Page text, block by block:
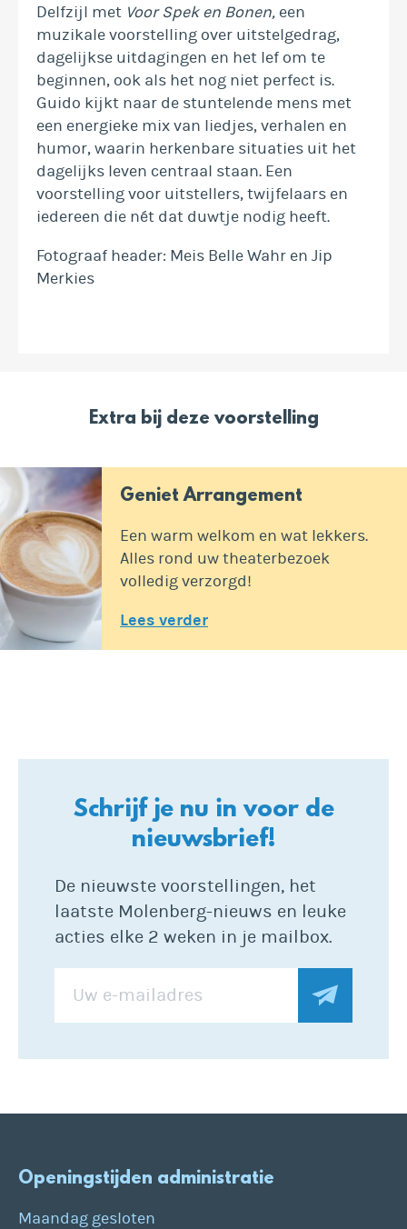
Delfzijl met Voor Spek en Bonen, een
muzikale voorstelling over uitstelgedrag,
dagelijkse uitdagingen en het lef om te
beginnen, ook als het nog niet perfect is.
Guido kijkt naar de stuntelende mens met
een energieke mix van liedjes, verhalen en
humor, waarin herkenbare situaties uit het
dagelijks leven centraal staan. Een
voorstelling voor uitstellers, twijfelaars en
iedereen die nét dat duwtje nodig heeft.
Fotograaf header: Meis Belle Wahr en Jip
Merkies
Extra bij deze voorstelling
Geniet Arrangement
Een warm welkom en wat lekkers.
Alles rond uw theaterbezoek
volledig verzorgd!
Lees verder
Schrijf je nu in voor de
nieuwsbrief!
De nieuwste voorstellingen, het
laatste Molenberg-nieuws en leuke
acties elke 2 weken in je mailbox.
Openingstijden administratie
Maandag gesloten